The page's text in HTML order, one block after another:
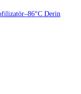
Derin